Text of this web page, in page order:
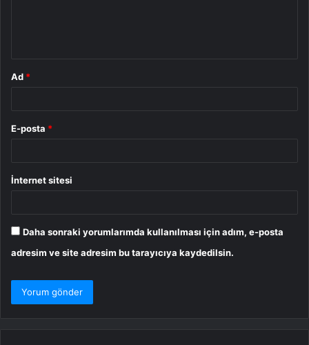
Ad *
E-posta *
İnternet sitesi
Daha sonraki yorumlarımda kullanılması için adım, e-posta
adresim ve site adresim bu tarayıcıya kaydedilsin.